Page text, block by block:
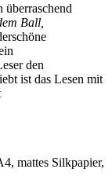
Ball,
den
ist das Lesen mit
mattes Silkpapier,